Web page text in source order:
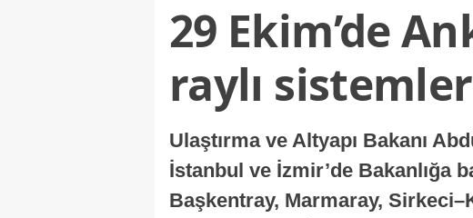
29 Ekim’de
raylı
Ulaştırma ve Altyapı Bakanı
İstanbul ve İzmir’de Bakanlığa
Başkentray, Marmaray,